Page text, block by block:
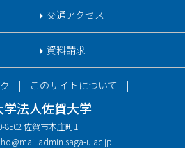
交通アクセス
資料請求
学法人佐賀大学
8502 佐賀市本庄町1
u.ac.jp
このサイトについて